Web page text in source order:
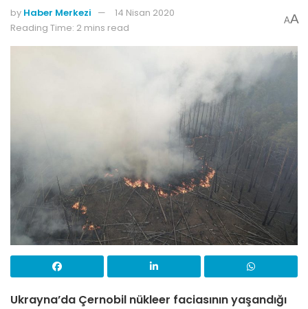
by Haber Merkezi
14 Nisan 2020
Reading Time: 2 mins read
AA
Ukrayna’da Çernobil nükleer faciasının yaşandığı